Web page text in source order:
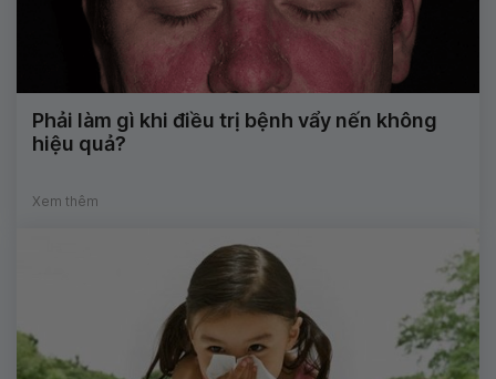
Phải làm gì khi điều trị bệnh vẩy nến không
hiệu quả?
Xem thêm